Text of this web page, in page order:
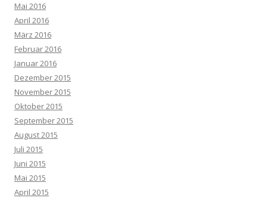
Mai 2016
April 2016
März 2016
Februar 2016
Januar 2016
Dezember 2015
November 2015
Oktober 2015
September 2015
August 2015
Juli 2015
Juni 2015
Mai 2015
April 2015